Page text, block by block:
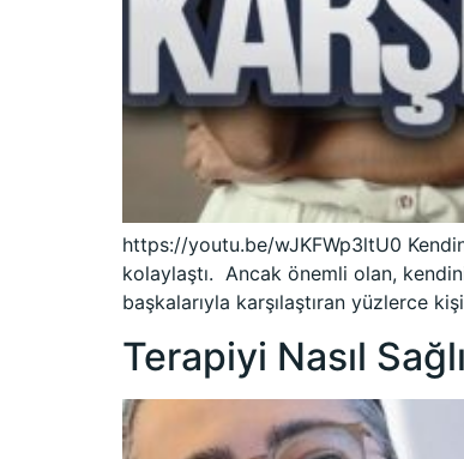
https://youtu.be/wJKFWp3ltU0
kolaylaştı. Ancak önemli olan,
başkalarıyla karşılaştıran yüzlerce
Terapiyi Nasıl